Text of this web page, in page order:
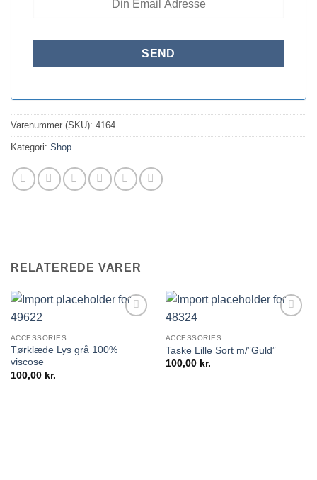
Varenummer (SKU): 4164
Kategori: Shop
RELATEREDE VARER
ACCESSORIES
Tørklæde Lys grå 100%
viscose
100,00 kr.
ACCESSORIES
Taske Lille Sort m/”Guld”
100,00 kr.